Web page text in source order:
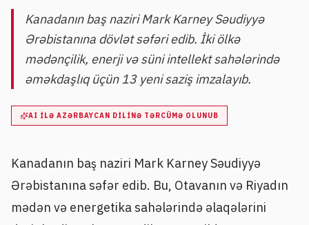
Kanadanın baş naziri Mark Karney Səudiyyə
Ərəbistanına dövlət səfəri edib. İki ölkə
mədənçilik, enerji və süni intellekt sahələrində
əməkdaşlıq üçün 13 yeni saziş imzalayıb.
AI ILƏ AZƏRBAYCAN DILINƏ TƏRCÜMƏ OLUNUB
Kanadanın baş naziri Mark Karney Səudiyyə
Ərəbistanına səfər edib. Bu, Otavanın və Riyadın
mədən və energetika sahələrində əlaqələrini